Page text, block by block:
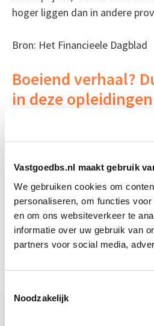
Vastgoedbs.nl maakt gebruik
We gebruiken cookies om
personaliseren, om functies
en om ons websiteverkeer te
informatie over uw gebruik van
partners voor social media,
Noodzakelijk
hoger liggen dan in andere
Bron: Het Financieele Dagblad
Boeiend verhaal?
in deze
Klanttevredenheid &
Huisvestingskwaliteit
Business Case voor Vastgoed-
Projectontwikkeling